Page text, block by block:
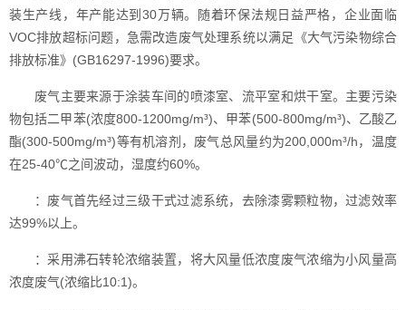
装生产线，年产能达到30万辆。随着环保法规日益严格，企业面临
VOC排放超标问题，急需改造废气处理系统以满足《大气污染物综合
排放标准》(GB16297-1996)要求。
废气主要来源于涂装车间的喷漆室、流平室和烘干室。主要污染
物包括二甲苯(浓度800-1200mg/m³)、甲苯(500-800mg/m³)、乙酸乙
酯(300-500mg/m³)等有机溶剂，废气总风量约为200,000m³/h，温度
在25-40℃之间波动，湿度约60%。
：废气首先经过三级干式过滤系统，去除漆雾颗粒物，过滤效率
达99%以上。
：采用沸石转轮浓缩装置，将大风量低浓度废气浓缩为小风量高
浓度废气(浓缩比10:1)。